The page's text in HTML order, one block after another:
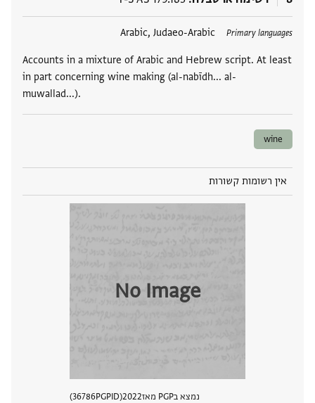
Primary languages
Arabic, Judaeo-Arabic
Accounts in a mixture of Arabic and Hebrew script. At least
in part concerning wine making (al-nabīdh... al-
muwallad...).
תגים
wine
אין רשומות קשורות
No Image
נמצא בPGP מאז 2022
PGPID
36786